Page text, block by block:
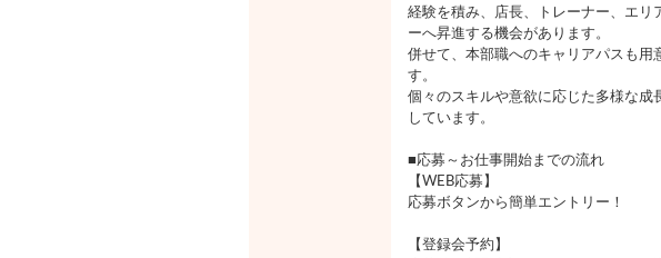
経験を積み、店長、トレーナー、エリ
ーへ昇進する機会があります。
併せて、本部職へのキャリアパスも用
す。
個々のスキルや意欲に応じた多様な成
しています。
■応募～お仕事開始までの流れ
【WEB応募】
応募ボタンから簡単エントリー！
【登録会予約】